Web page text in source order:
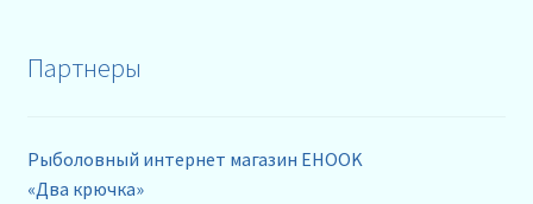
Партнеры
Рыболовный интернет магазин EHOOK
«Два крючка»